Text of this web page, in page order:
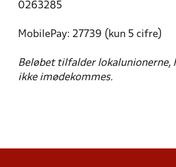
0263285
MobilePay: 27739 (kun 5 cifre)
Beløbet tilfalder lokalunionerne,
ikke imødekommes.